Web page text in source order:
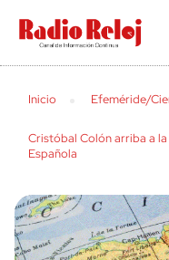
cerrar
Inicio Efeméride/
Cristóbal Colón arriba a
Española